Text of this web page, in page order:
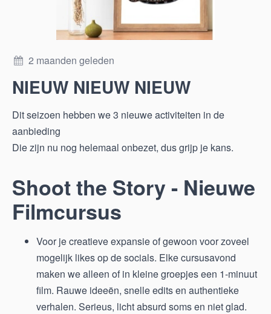
2 maanden geleden
NIEUW NIEUW NIEUW
Dit seizoen hebben we 3 nieuwe activiteiten in de
aanbieding
Die zijn nu nog helemaal onbezet, dus grijp je kans.
Shoot the Story - Nieuwe
Filmcursus
Voor je creatieve expansie of gewoon voor zoveel
mogelijk likes op de socials. Elke cursusavond
maken we alleen of in kleine groepjes een 1-minuut
film. Rauwe ideeën, snelle edits en authentieke
verhalen. Serieus, licht absurd soms en niet glad.